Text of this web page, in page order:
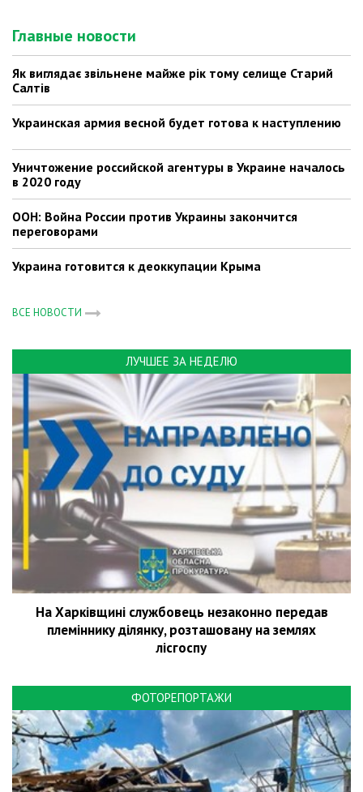
Главные новости
Як виглядає звільнене майже рік тому селище Старий
Салтів
Украинская армия весной будет готова к наступлению
Уничтожение российской агентуры в Украине началось
в 2020 году
ООН: Война России против Украины закончится
переговорами
Украина готовится к деоккупации Крыма
ВСЕ НОВОСТИ
ЛУЧШЕЕ ЗА НЕДЕЛЮ
На Харківщині службовець незаконно передав
племіннику ділянку, розташовану на землях
лісгоспу
ФОТОРЕПОРТАЖИ